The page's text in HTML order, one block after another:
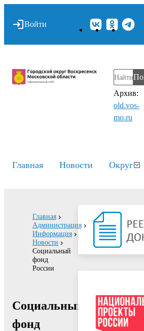
Войти
Архив:
old.vos-
mo.ru
Главная Новости Округ
Главная
Администрация
Информация
Новости
Социальный
фонд
России
Социальный
фонд